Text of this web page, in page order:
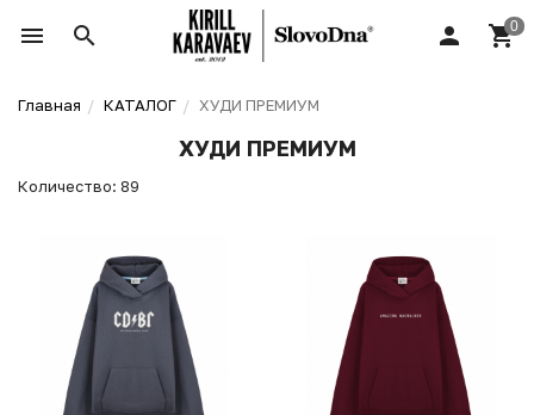
Главная КАТАЛОГ ХУДИ ПРЕМИУМ
ХУДИ ПРЕМИУМ
Количество: 89